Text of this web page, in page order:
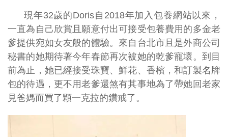
現年32歲的Doris自2018年加入包養網站以來，
一直為自己欣賞且願意付出可接受包養費用的多金老
爹提供宛如女友般的體驗。來自台北市且是外商公司
秘書的她期待著今年春節再次被她的乾爹寵壞。到目
前為止，她已經接受珠寶、鮮花、香檳，和訂製名牌
包的待遇，更不用老爹還煞有其事地為了帶她回老家
見爸媽而買了顆一克拉的鑽戒了。